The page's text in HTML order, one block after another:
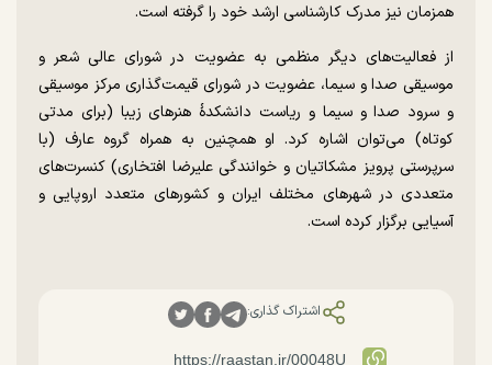
همزمان نیز مدرک کارشناسی ارشد خود را گرفته است.
از فعالیت‌های دیگر منظمی به عضویت در شورای عالی شعر و
موسیقی صدا و سیما، عضویت در شورای قیمت‌گذاری مرکز موسیقی
و سرود صدا و سیما و ریاست دانشکدهٔ هنر‌های زیبا (برای مدتی
کوتاه) می‌توان اشاره کرد. او همچنین به همراه گروه عارف (با
سرپرستی پرویز مشکاتیان و خوانندگی علیرضا افتخاری) کنسرت‌های
متعددی در شهر‌های مختلف ایران و کشور‌های متعدد اروپایی و
آسیایی برگزار کرده است.
اشتراک گذاری: